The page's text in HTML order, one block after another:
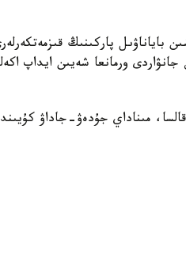
باياناۋىل پاركىنىڭ
ورمانعا شەيىن ايداپ
قالسا، مىناداي جۇدەۋ-جاداۋ